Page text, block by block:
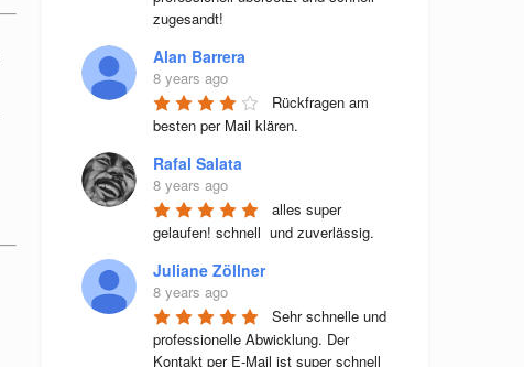
zugesandt!
Alan Barrera
8 years ago
Rückfragen am
besten per Mail klären.
Rafal Salata
8 years ago
alles super
gelaufen! schnell  und zuverlässig.
Juliane Zöllner
8 years ago
Sehr schnelle und
professionelle Abwicklung. Der
Kontakt per E-Mail ist super schnell